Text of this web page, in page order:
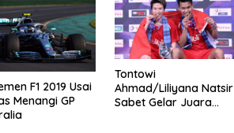
F1 2019 Usai
Menangi GP
Tontowi
Ahmad/Liliyana Natsir
Sabet Gelar Juara